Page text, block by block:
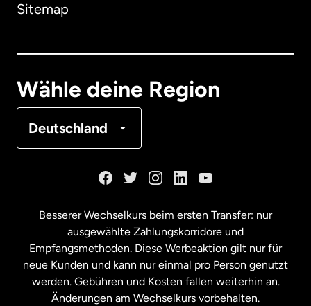
Sitemap
Wähle deine Region
Deutschland
Malaysia
Neuseeland
Besserer Wechselkurs beim ersten Transfer: nur
ausgewählte Zahlungskorridore und
Empfangsmethoden. Diese Werbeaktion gilt nur für
neue Kunden und kann nur einmal pro Person genutzt
werden. Gebühren und Kosten fallen weiterhin an.
Änderungen am Wechselkurs vorbehalten.